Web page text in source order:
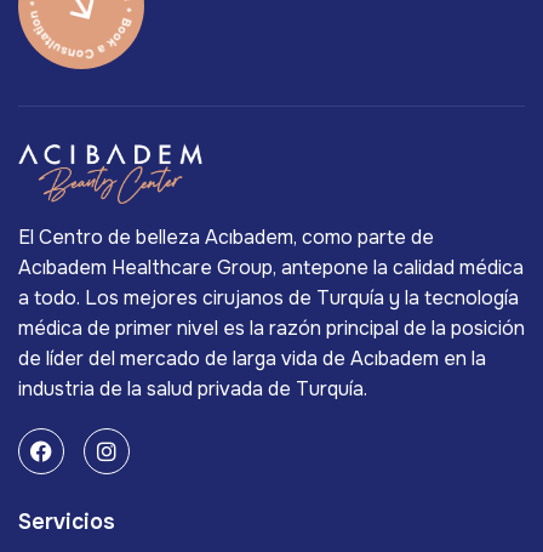
El Centro de belleza Acıbadem, como parte de
Acıbadem Healthcare Group, antepone la calidad médica
a todo. Los mejores cirujanos de Turquía y la tecnología
médica de primer nivel es la razón principal de la posición
de líder del mercado de larga vida de Acıbadem en la
industria de la salud privada de Turquía.
Servicios